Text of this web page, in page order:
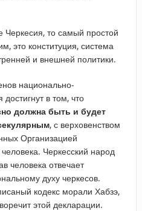
Черкесия, то самый простой
это конституция, система
и внешней политики.
национально-
в том, что
должна быть и будет
, с верховенством
Организацией
Черкесский народ
человека отвечает
духу черкесов.
кодекс морали Хабзэ,
этой декларации.